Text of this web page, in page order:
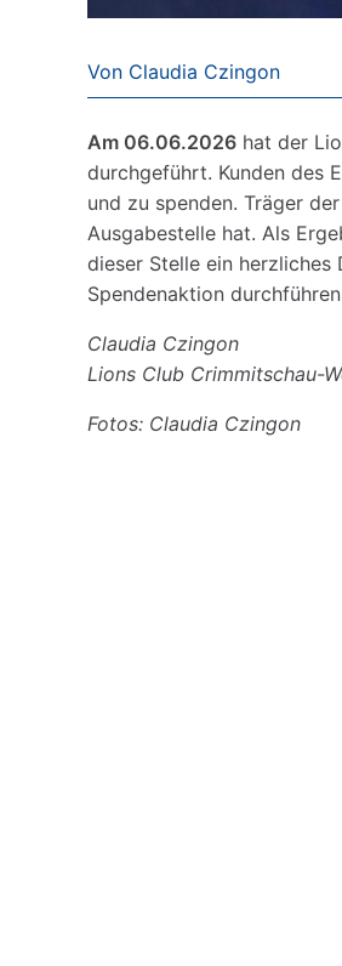
Von Claudia Czingon
Am 06.06.2026 hat der
durchgeführt. Kunden des
und zu spenden. Träger
Ausgabestelle hat. Als
dieser Stelle ein herzliches
Spendenaktion
Claudia Czingon
Lions Club Crimmitschau-
Fotos: Claudia Czingon